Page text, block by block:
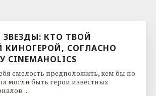
КТО ТВОЙ
КИНОГЕРОЙ, СОГЛАСНО
смелость предположить, кем бы по
могли быть герои известных
...